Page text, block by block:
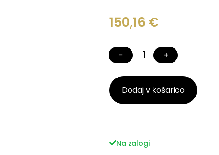
150,16 €
− +
Dodaj v košarico
Na zalogi